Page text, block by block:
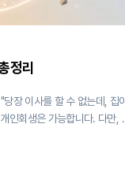
정리
장 이사를 할 수 없는데, 집